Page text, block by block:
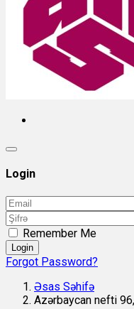
Login
Remember Me
Login
Forgot Password?
Əsas Səhifə
Azərbaycan nefti